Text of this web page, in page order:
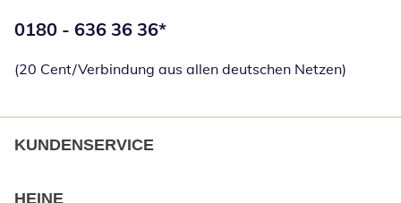
Telefonnummer:
0180 - 636 36 36*
(20 Cent/Verbindung aus allen deutschen Netzen)
KUNDENSERVICE
HEINE